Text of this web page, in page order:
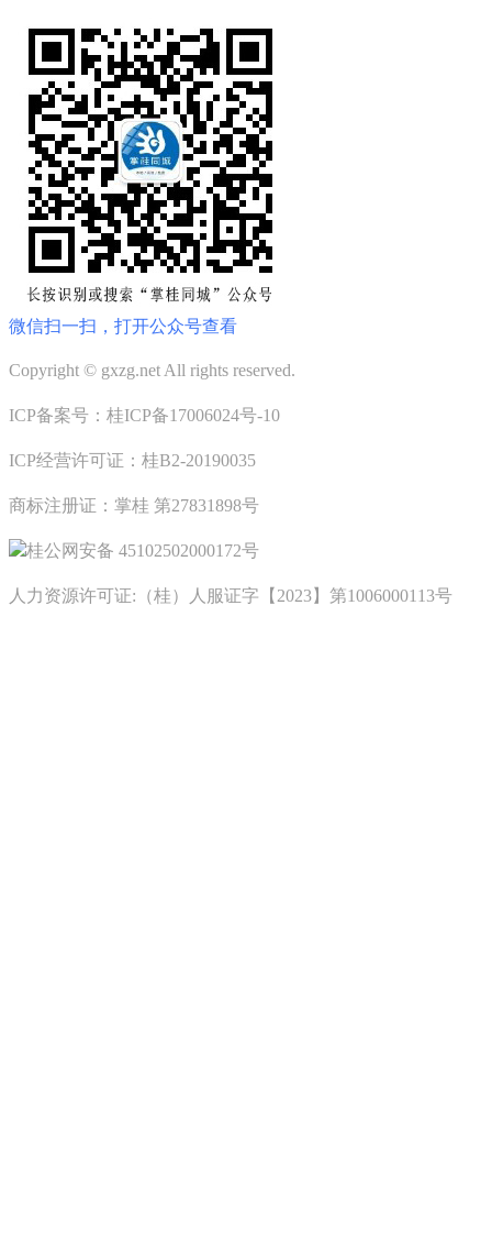
微信扫一扫，打开公众号查看
Copyright © gxzg.net All rights reserved.
ICP备案号：桂ICP备17006024号-10
ICP经营许可证：桂B2-20190035
商标注册证：掌桂 第27831898号
桂公网安备 45102502000172号
人力资源许可证:（桂）人服证字【2023】第1006000113号